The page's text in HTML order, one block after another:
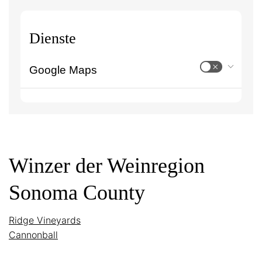
Dienste
Google Maps
Winzer der Weinregion
Sonoma County
Ridge Vineyards
Cannonball